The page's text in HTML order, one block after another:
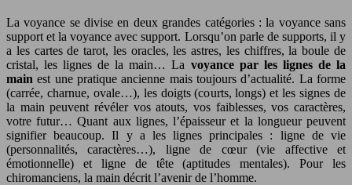
La voyance se divise en deux grandes catégories : la voyance sans
support et la voyance avec support. Lorsqu’on parle de supports, il y
a les cartes de tarot, les oracles, les astres, les chiffres, la boule de
cristal, les lignes de la main… La voyance par les lignes de la
mainest une pratique ancienne mais toujours d’actualité. La forme
(carrée, charnue, ovale…), les doigts (courts, longs) et les signes de
la main peuvent révéler vos atouts, vos faiblesses, vos caractères,
votre futur… Quant aux lignes, l’épaisseur et la longueur peuvent
signifier beaucoup. Il y a les lignes principales : ligne de vie
(personnalités, caractères…), ligne de cœur (vie affective et
émotionnelle) et ligne de tête (aptitudes mentales). Pour les
chiromanciens, la main décrit l’avenir de l’homme.